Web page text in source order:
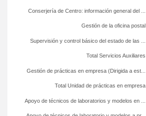
Apoyo de técnicos de laboratorios y modelos en ...
Total Unidad de prácticas en empresa
Gestión de prácticas en empresa (Dirigida a est...
Total Servicios Auxiliares
Supervisión y control básico del estado de las ...
Gestión de la oficina postal
Conserjería de Centro: información general del ...